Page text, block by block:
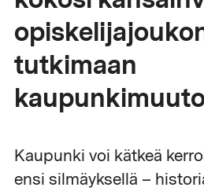
tutkimaan
Kaupunki voi kätkeä
ensi silmäyksellä –